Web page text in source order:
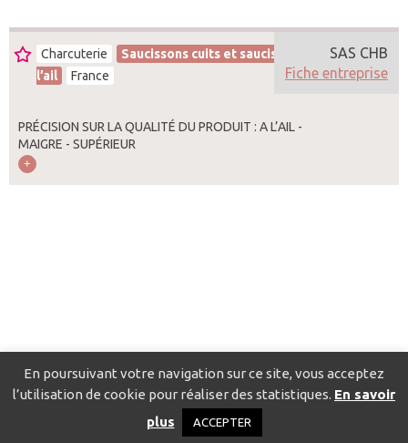
Charcuterie
Saucissons cuits et saucissons cuits à
l’ail
France
PRÉCISION SUR LA QUALITÉ DU PRODUIT : A L’AIL -
MAIGRE - SUPÉRIEUR
SAS CHB
Fiche entreprise
Catalogue pour localiser les fournisseurs
Politique de confidentialité
En poursuivant votre navigation sur ce site, vous acceptez
l’utilisation de cookie pour réaliser des statistiques. En savoir
plus
ACCEPTER